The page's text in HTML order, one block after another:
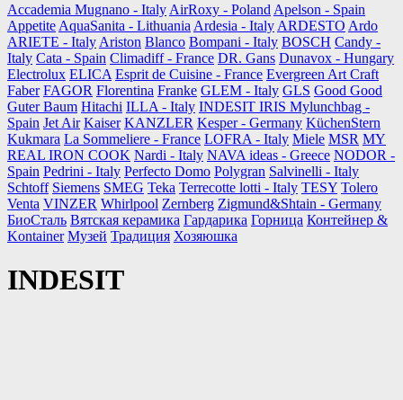
Accademia Mugnano - Italy AirRoxy - Poland Apelson - Spain
Appetite AquaSanita - Lithuania Ardesia - Italy ARDESTO Ardo
ARIETE - Italy Ariston Blanco Bompani - Italy BOSCH Candy -
Italy Cata - Spain Climadiff - France DR. Gans Dunavox - Hungary
Electrolux ELICA Esprit de Cuisine - France Evergreen Art Craft
Faber FAGOR Florentina Franke GLEM - Italy GLS Good Good
Guter Baum Hitachi ILLA - Italy INDESIT IRIS Mylunchbag -
Spain Jet Air Kaiser KANZLER Kesper - Germany KüchenStern
Kukmara La Sommeliere - France LOFRA - Italy Miele MSR MY
REAL IRON COOK Nardi - Italy NAVA ideas - Greece NODOR -
Spain Pedrini - Italy Perfecto Domo Polygran Salvinelli - Italy
Schtoff Siemens SMEG Teka Terrecotte lotti - Italy TESY Tolero
Venta VINZER Whirlpool Zernberg Zigmund&Shtain - Germany
БиоСталь Вятская керамика Гардарика Горница Контейнер &
Kontainer Музей Традиция Хозяюшка
INDESIT